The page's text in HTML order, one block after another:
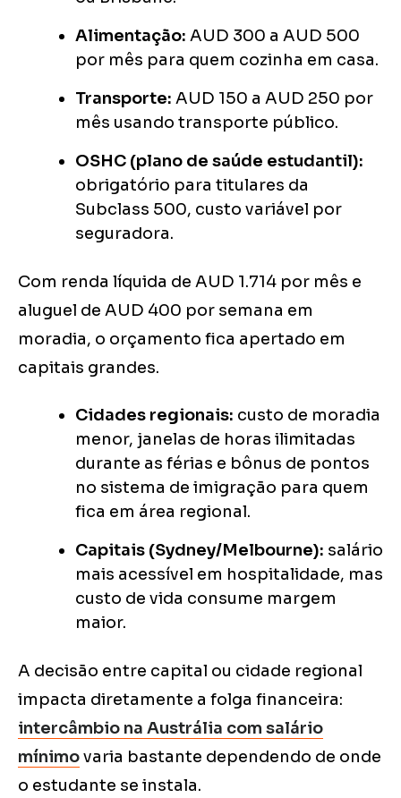
Alimentação: AUD 300 a AUD 500
por mês para quem cozinha em casa.
Transporte: AUD 150 a AUD 250 por
mês usando transporte público.
OSHC (plano de saúde estudantil):
obrigatório para titulares da
Subclass 500, custo variável por
seguradora.
Com renda líquida de AUD 1.714 por mês e
aluguel de AUD 400 por semana em
moradia, o orçamento fica apertado em
capitais grandes.
Cidades regionais: custo de moradia
menor, janelas de horas ilimitadas
durante as férias e bônus de pontos
no sistema de imigração para quem
fica em área regional.
Capitais (Sydney/Melbourne): salário
mais acessível em hospitalidade, mas
custo de vida consume margem
maior.
A decisão entre capital ou cidade regional
impacta diretamente a folga financeira:
intercâmbio na Austrália com salário
mínimovaria bastante dependendo de onde
o estudante se instala.